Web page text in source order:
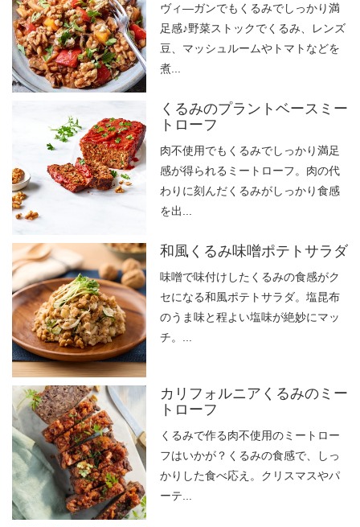
ヴィ―ガンでもくるみでしっかり満
足感♪野菜ストックでくるみ、レンズ
豆、マッシュルームやトマトなどを
煮...
くるみのプラントベースミー
トローフ
肉不使用でもくるみでしっかり満足
感が得られるミートローフ。肉の代
わりに刻んだくるみがしっかり食感
を出...
和風くるみ味噌ポテトサラダ
味噌で味付けしたくるみの食感がク
セになる和風ポテトサラダ。塩昆布
のうま味と程よい塩味が絶妙にマッ
チ。...
カリフォルニアくるみのミー
トローフ
くるみで作る肉不使用のミートロー
フはいかが？くるみの食感で、しっ
かりした食べ応え。クリスマスやパ
ーテ...